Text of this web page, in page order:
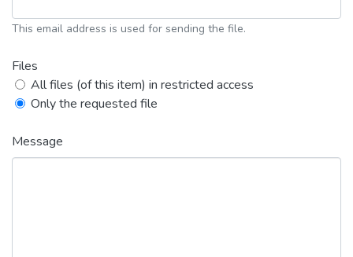
This email address is used for sending the file.
Files
All files (of this item) in restricted access
Only the requested file
Message